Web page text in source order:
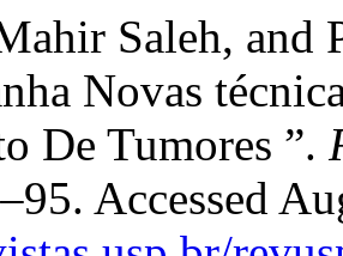
Saleh, and
Novas
De Tumores ”.
Accessed